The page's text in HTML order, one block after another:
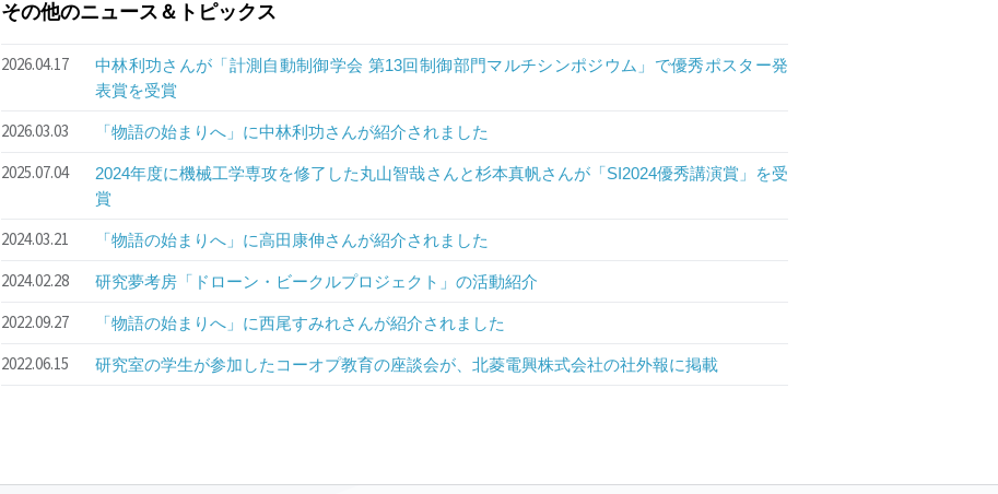
その他のニュース＆トピックス
2026.04.17
中林利功さんが「計測自動制御学会 第13回制御部門マルチシンポジウム」で優秀ポスター発
表賞を受賞
2026.03.03 「物語の始まりへ」に中林利功さんが紹介されました
2025.07.04
2024年度に機械工学専攻を修了した丸山智哉さんと杉本真帆さんが「SI2024優秀講演賞」を受
賞
2024.03.21 「物語の始まりへ」に高田康伸さんが紹介されました
2024.02.28 研究夢考房「ドローン・ビークルプロジェクト」の活動紹介
2022.09.27 「物語の始まりへ」に西尾すみれさんが紹介されました
2022.06.15 研究室の学生が参加したコーオプ教育の座談会が、北菱電興株式会社の社外報に掲載